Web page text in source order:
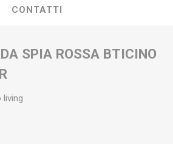
CONTATTI
SPIA ROSSA BTICINO
living